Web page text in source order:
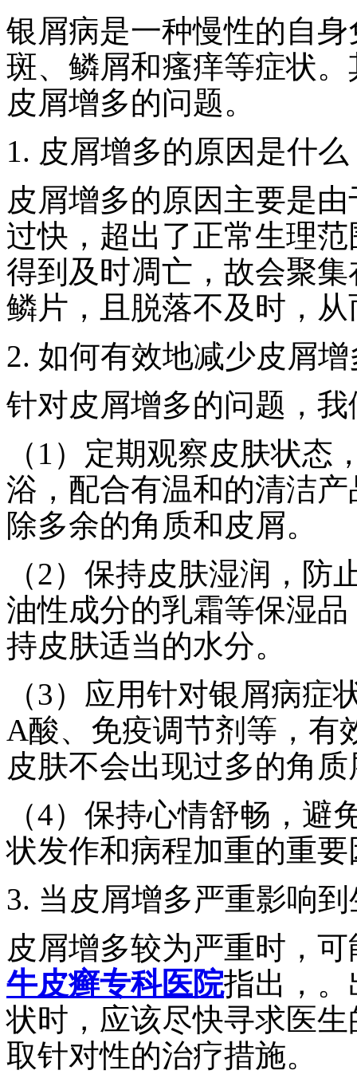
银屑病是一种慢性的自
斑、鳞屑和瘙痒等症状
皮屑增多的问题。
1. 皮屑增多的原因是什么
皮屑增多的原因主要是
过快，超出了正常生理
得到及时凋亡，故会聚
鳞片，且脱落不及时，
2. 如何有效地减少皮屑
针对皮屑增多的问题，
（1）定期观察皮肤状
浴，配合有温和的清洁
除多余的角质和皮屑。
（2）保持皮肤湿润，
油性成分的乳霜等保湿
持皮肤适当的水分。
（3）应用针对银屑病
A酸、免疫调节剂等，有
皮肤不会出现过多的角
（4）保持心情舒畅，
状发作和病程加重的重
3. 当皮屑增多严重影响
皮屑增多较为严重时，
牛皮癣专科医院指出，
状时，应该尽快寻求医
取针对性的治疗措施。